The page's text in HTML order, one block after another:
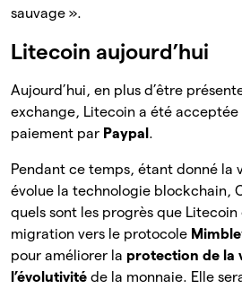
sauvage ».
Litecoin aujourd’hui
Aujourd’hui, en plus d’être
exchange, Litecoin a été
paiement par Paypal .
Pendant ce temps, étant donné la
évolue la technologie blockchain,
quels sont les progrès que
migration vers le protocole
pour améliorer la protection de la
l’évolutivité de la monnaie. Elle